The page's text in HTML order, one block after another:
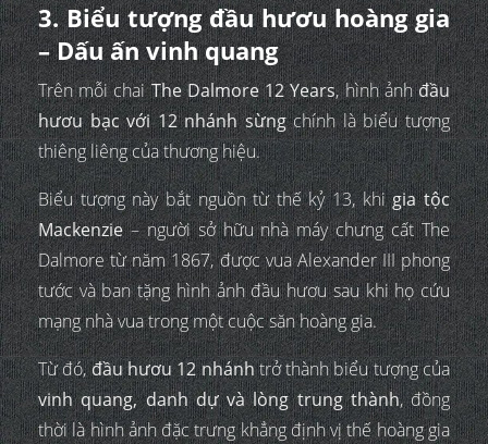
3. Biểu tượng đầu hươu hoàng gia
– Dấu ấn vinh quang
Trên mỗi chaiThe Dalmore 12 Years, hình ảnhđầu
hươu bạc với 12 nhánh sừngchính là biểu tượng
thiêng liêng của thương hiệu.
Biểu tượng này bắt nguồn từ thế kỷ 13, khigia tộc
Mackenzie– người sở hữu nhà máy chưng cất The
Dalmore từ năm 1867, được vua Alexander III phong
tước và ban tặng hình ảnh đầu hươu sau khi họ cứu
mạng nhà vua trong một cuộc săn hoàng gia.
Từ đó,đầu hươu 12 nhánhtrở thành biểu tượng của
vinh quang, danh dự và lòng trung thành, đồng
thời là hình ảnh đặc trưng khẳng định vị thế hoàng gia